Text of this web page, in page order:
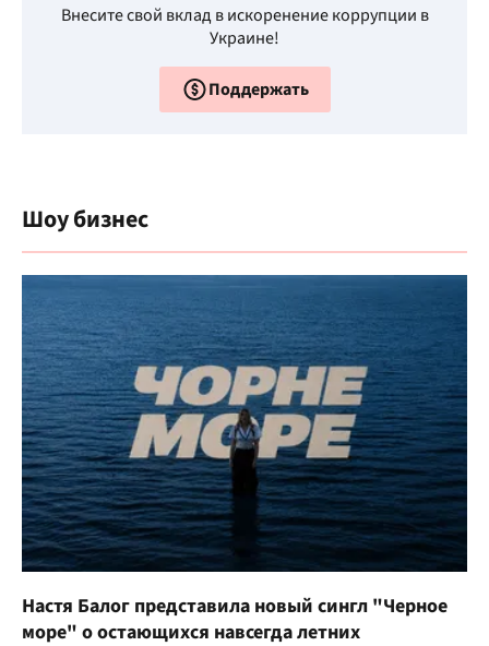
Внесите свой вклад в искоренение коррупции в
Украине!
Поддержать
Шоу бизнес
Настя Балог представила новый сингл "Черное
море" о остающихся навсегда летних